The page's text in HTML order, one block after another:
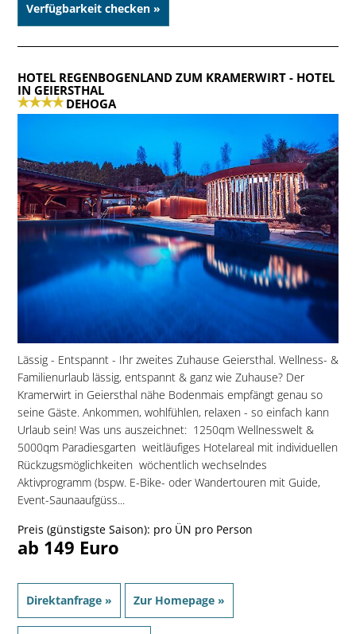
Verfügbarkeit checken »
HOTEL REGENBOGENLAND ZUM KRAMERWIRT- HOTEL
IN GEIERSTHAL
DEHOGA
Lässig - Entspannt - Ihr zweites Zuhause Geiersthal. Wellness- &
Familienurlaub lässig, entspannt & ganz wie Zuhause? Der
Kramerwirt in Geiersthal nähe Bodenmais empfängt genau so
seine Gäste. Ankommen, wohlfühlen, relaxen - so einfach kann
Urlaub sein! Was uns auszeichnet:  1250qm Wellnesswelt &
5000qm Paradiesgarten  weitläufiges Hotelareal mit individuellen
Rückzugsmöglichkeiten  wöchentlich wechselndes
Aktivprogramm (bspw. E-Bike- oder Wandertouren mit Guide,
Event-Saunaaufgüss...
Preis (günstigste Saison): pro ÜN pro Person
ab 149 Euro
Direktanfrage » Zur Homepage »